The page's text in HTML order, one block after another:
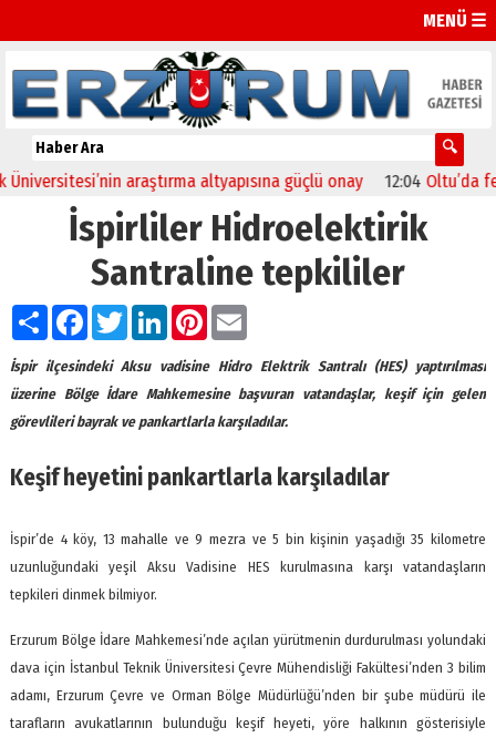
MENÜ ☰
araştırma altyapısına güçlü onay 12:04 Oltu’da
İspirliler Hidroelektirik
Santraline tepkililer
PaylaşFacebook
TwitterLinkedIn
Pinterest
Email
İspir ilçesindeki Aksu vadisine Hidro Elektrik Santralı (HES) yaptırılması
üzerine Bölge İdare Mahkemesine başvuran vatandaşlar, keşif için gelen
görevlileri bayrak ve pankartlarla karşıladılar.
Keşif heyetini pankartlarla karşıladılar
İspir’de 4 köy, 13 mahalle ve 9 mezra ve 5 bin kişinin yaşadığı 35 kilometre
uzunluğundaki yeşil Aksu Vadisine HES kurulmasına karşı vatandaşların
tepkileri dinmek bilmiyor.
Erzurum Bölge İdare Mahkemesi’nde açılan yürütmenin durdurulması yolundaki
dava için İstanbul Teknik Üniversitesi Çevre Mühendisliği Fakültesi’nden 3 bilim
adamı, Erzurum Çevre ve Orman Bölge Müdürlüğü’nden bir şube müdürü ile
tarafların avukatlarının bulunduğu keşif heyeti, yöre halkının gösterisiyle